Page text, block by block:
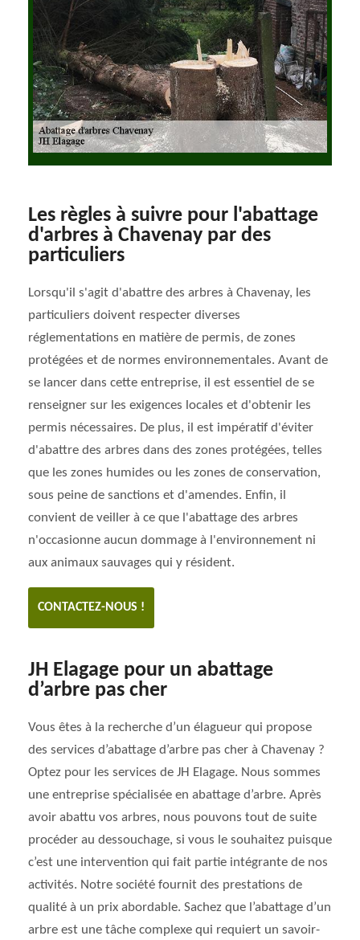
Les règles à suivre pour l'abattage
d'arbres à Chavenay par des
particuliers
Lorsqu'il s'agit d'abattre des arbres à Chavenay, les
particuliers doivent respecter diverses
réglementations en matière de permis, de zones
protégées et de normes environnementales. Avant de
se lancer dans cette entreprise, il est essentiel de se
renseigner sur les exigences locales et d'obtenir les
permis nécessaires. De plus, il est impératif d'éviter
d'abattre des arbres dans des zones protégées, telles
que les zones humides ou les zones de conservation,
sous peine de sanctions et d'amendes. Enfin, il
convient de veiller à ce que l'abattage des arbres
n'occasionne aucun dommage à l'environnement ni
aux animaux sauvages qui y résident.
CONTACTEZ-NOUS !
JH Elagage pour un abattage
d’arbre pas cher
Vous êtes à la recherche d’un élagueur qui propose
des services d’abattage d’arbre pas cher à Chavenay ?
Optez pour les services de JH Elagage. Nous sommes
une entreprise spécialisée en abattage d’arbre. Après
avoir abattu vos arbres, nous pouvons tout de suite
procéder au dessouchage, si vous le souhaitez puisque
c’est une intervention qui fait partie intégrante de nos
activités. Notre société fournit des prestations de
qualité à un prix abordable. Sachez que l’abattage d’un
arbre est une tâche complexe qui requiert un savoir-